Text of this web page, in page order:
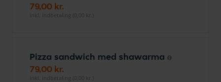
79,00 kr.
inkl. indbetaling (0,00 kr.)
Pizza sandwich med shawarma
79,00 kr.
inkl. indbetaling (0,00 kr.)